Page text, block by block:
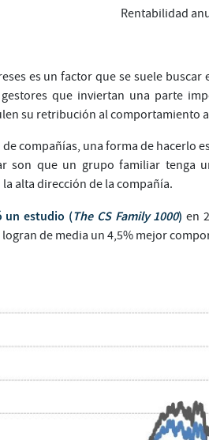
Rentabilidad
es un factor que se suele
que inviertan una parte
su retribución al comportamiento
de compañías, una forma de hacerlo
son que un grupo familiar tenga
alta dirección de la compañía.
un estudio (The CS Family 1000) en
de media un 4,5% mejor